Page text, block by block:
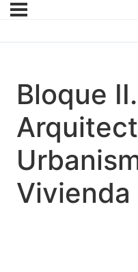
Bloque II.
Vivienda